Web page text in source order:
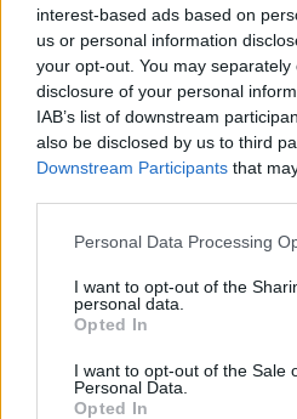
interest-based ads based on
us or personal information
your opt-out. You may
disclosure of your personal
IAB’s list of downstream
also be disclosed by us to third
Downstream Participants that
Please note that this website/app
not limited to your visit or usage
grant or deny consent to Google
use your data for below specified
consent section.
Personal Data Processing
I want to opt-out of the
personal data.
Opted In
I want to opt-out of the Sale
Personal Data.
Opted In
Nem szeretne lemaradni semmiről?
legfrissebb információkkal és exkluzív
postaládájába érkezik!
A SZOL24 legfrissebb 24
fiú (VIDEÓVAL)
Hétfőn kezdik, csütörtökön
fennakadásokra és pótlóbuszos
egyik Jász-Nagykun-Szolnok